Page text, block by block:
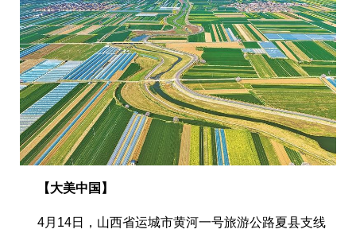
【大美中国】
4月14日，山西省运城市黄河一号旅游公路夏县支线